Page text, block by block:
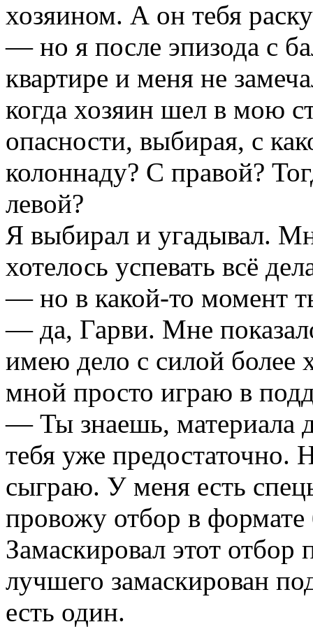
хозяином. А он тебя
— но я после эпизода с
квартире и меня не
когда хозяин шел в мою
опасности, выбирая, с
колоннаду? С правой?
левой?
Я выбирал и угадывал.
хотелось успевать всё
— но в какой-то момент
— да, Гарви. Мне
имею дело с силой более
мной просто играю в
— Ты знаешь, материала
тебя уже предостаточно.
сыграю. У меня есть
провожу отбор в формате
Замаскировал этот
лучшего замаскирован
есть один.